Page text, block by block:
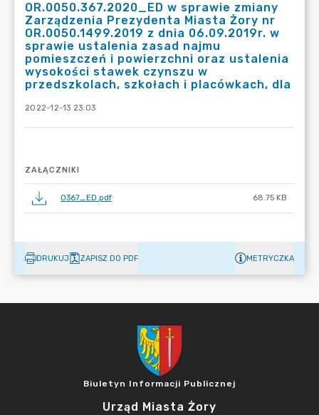
OR.0050.367.2020_ED w sprawie zmiany
Zarządzenia Prezydenta Miasta Żory nr
OR.0050.1499.2019 z dnia 06.09.2019r. w
sprawie ustalenia zasad najmu
pomieszczeń i powierzchni oraz ustalenia
wysokości stawek czynszu w
przedszkolach, szkołach i placówkach, dla
2022-12-13 23:03
ZAŁĄCZNIKI
0367_ED.pdf 68.75 KB
DRUKUJ ZAPISZ DO PDF METRYCZKA
Biuletyn Informacji Publicznej
Urząd Miasta Żory